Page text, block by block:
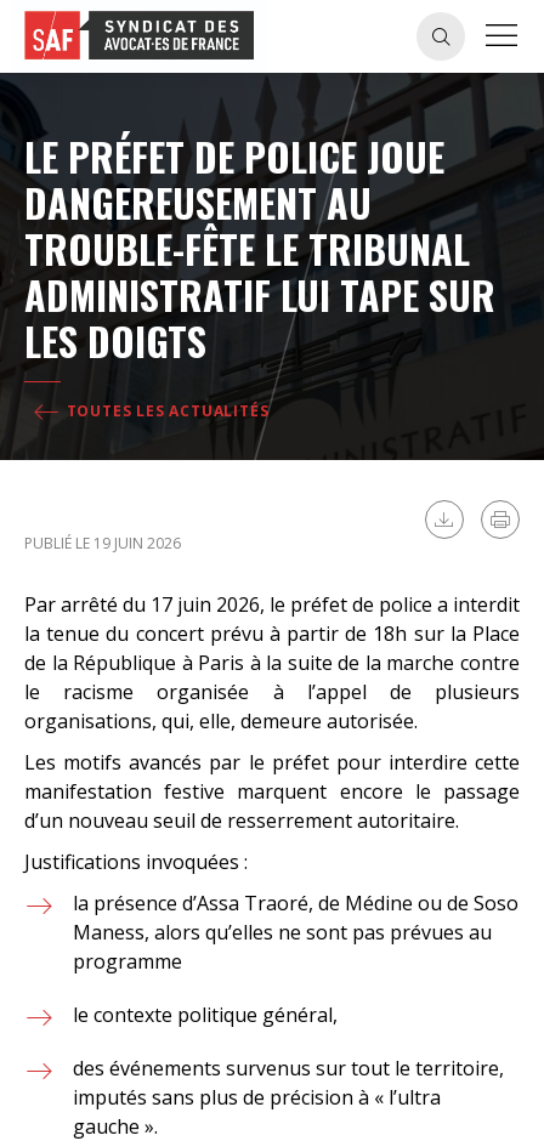
LE PRÉFET DE POLICE JOUE
DANGEREUSEMENT AU
TROUBLE-FÊTE LE TRIBUNAL
ADMINISTRATIF LUI TAPE SUR
LES DOIGTS
TOUTES LES ACTUALITÉS
PUBLIÉ LE 19 JUIN 2026
Par arrêté du 17 juin 2026, le préfet de police a interdit
la tenue du concert prévu à partir de 18h sur la Place
de la République à Paris à la suite de la marche contre
le racisme organisée à l’appel de plusieurs
organisations, qui, elle, demeure autorisée.
Les motifs avancés par le préfet pour interdire cette
manifestation festive marquent encore le passage
d’un nouveau seuil de resserrement autoritaire.
Justifications invoquées :
la présence d’Assa Traoré, de Médine ou de Soso
Maness, alors qu’elles ne sont pas prévues au
programme
le contexte politique général,
des événements survenus sur tout le territoire,
imputés sans plus de précision à « l’ultra
gauche ».